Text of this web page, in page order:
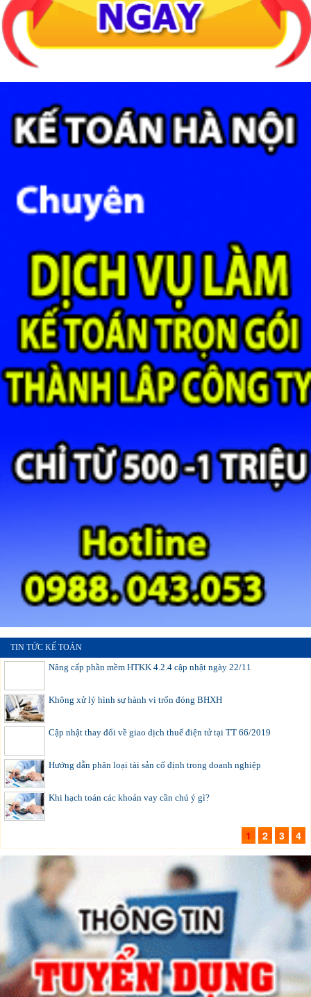
TIN TỨC KẾ TOÁN
Nâng cấp phần mềm HTKK 4.2.4 cập nhật ngày 22/11
Không xử lý hình sự hành vi trốn đóng BHXH
Cập nhật thay đổi về giao dịch thuế điện tử tại TT 66/2019
Hướng dẫn phân loại tài sản cố định trong doanh nghiệp
Khi hạch toán các khoản vay cần chú ý gì?
1 2 3 4